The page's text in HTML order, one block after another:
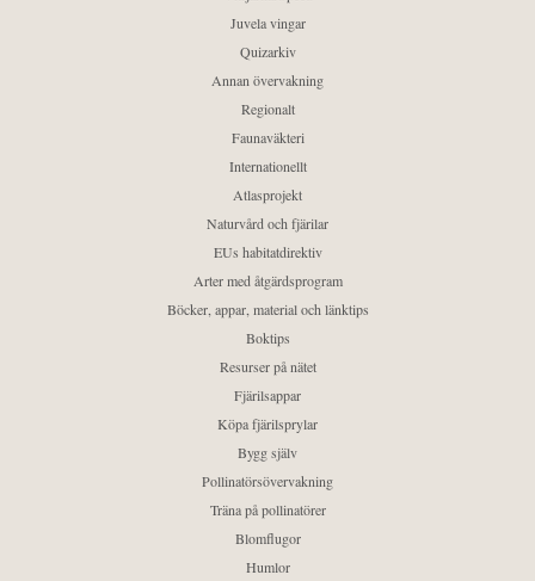
Juvela vingar
Quizarkiv
Annan övervakning
Regionalt
Faunaväkteri
Internationellt
Atlasprojekt
Naturvård och fjärilar
EUs habitatdirektiv
Arter med åtgärdsprogram
Böcker, appar, material och länktips
Boktips
Resurser på nätet
Fjärilsappar
Köpa fjärilsprylar
Bygg själv
Pollinatörsövervakning
Träna på pollinatörer
Blomflugor
Humlor